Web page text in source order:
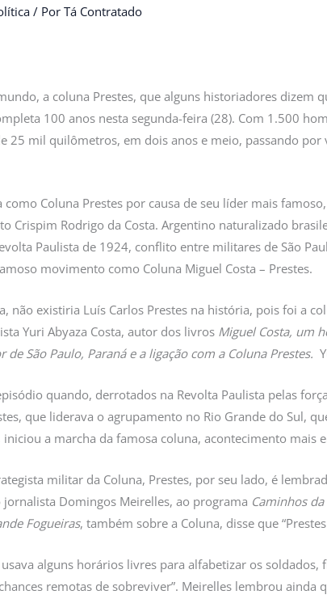
/ PorTá Contratado
a coluna Prestes, que alguns historiadores dizem
100 anos nesta segunda-feira (28). Com 1.500
25 mil quilômetros, em dois anos e meio, passando
como Coluna Prestes por causa de seu líder mais
Crispim Rodrigo da Costa. Argentino naturalizado
Paulista de 1924, conflito entre militares de São
movimento como Coluna Miguel Costa – Prestes.
não existiria Luís Carlos Prestes na história, pois foi a
Yuri Abyaza Costa, autor dos livros Miguel Costa, um
São Paulo, Paraná e a ligação com a Coluna Prestes.
quando, derrotados na Revolta Paulista pelas
que liderava o agrupamento no Rio Grande do Sul,
a marcha da famosa coluna, acontecimento mais
militar da Coluna, Prestes, por seu lado, é
Domingos Meirelles, ao programa Caminhos
Fogueiras, também sobre a Coluna, disse que
alguns horários livres para alfabetizar os
remotas de sobreviver”. Meirelles lembrou ainda